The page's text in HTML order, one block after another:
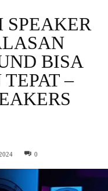
BISA
–
0